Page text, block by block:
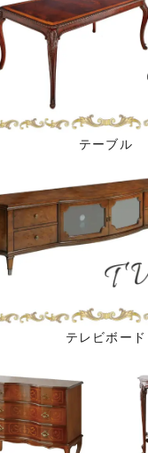
テーブル
テレビボード